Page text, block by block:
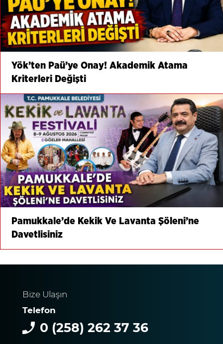
Yök’ten Paü’ye Onay! Akademik Atama
Kriterleri Değişti
Pamukkale’de Kekik Ve Lavanta Şöleni’ne
Davetlisiniz
Bize Ulaşın
Telefon
0 (258) 262 37 36